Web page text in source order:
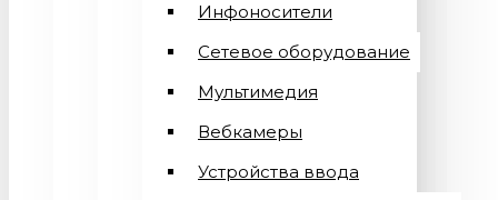
Инфоносители
Сетевое оборудование
Мультимедия
Вебкамеры
Устройства ввода